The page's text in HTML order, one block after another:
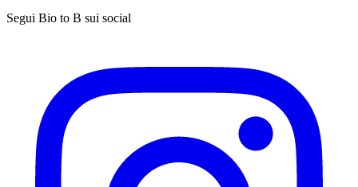
Segui Bio to B sui social